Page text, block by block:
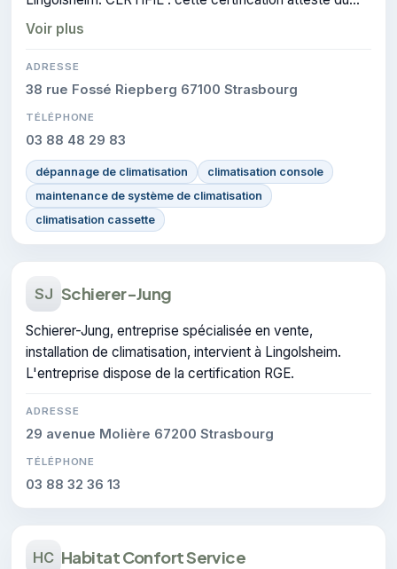
savoir-faire de l'entreprise.
Voir plus
ADRESSE
38 rue Fossé Riepberg 67100 Strasbourg
TÉLÉPHONE
03 88 48 29 83
dépannage de climatisation
climatisation console
maintenance de système de climatisation
climatisation cassette
SJ Schierer-Jung
Schierer-Jung, entreprise spécialisée en vente,
installation de climatisation, intervient à Lingolsheim.
L'entreprise dispose de la certification RGE.
ADRESSE
29 avenue Molière 67200 Strasbourg
TÉLÉPHONE
03 88 32 36 13
HC Habitat Confort Service